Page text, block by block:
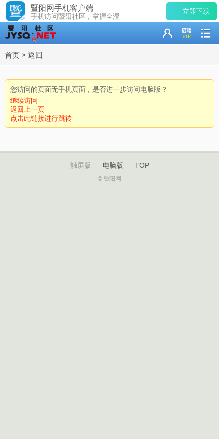
暨阳网手机客户端
手机访问暨阳社区，掌握全澄
立即下载
首页 > 返回
您访问的页面无手机页面，是否进一步访问电脑版？
继续访问
返回上一页
点击此链接进行跳转
触屏版 电脑版 TOP
© 暨阳网